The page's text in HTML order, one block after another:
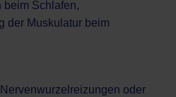
beim Schlafen,
der Muskulatur beim
oder